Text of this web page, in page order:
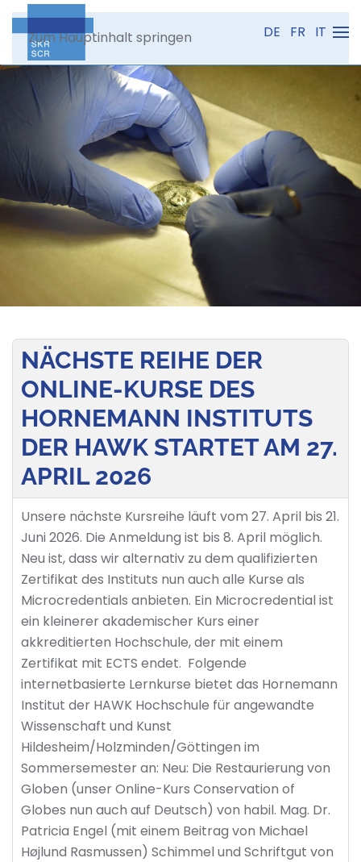
Zum Hauptinhalt springen DE FR IT
NÄCHSTE REIHE DER
ONLINE-KURSE DES
HORNEMANN INSTITUTS
DER HAWK STARTET AM 27.
APRIL 2026
Unsere nächste Kursreihe läuft vom 27. April bis 21.
Juni 2026. Die Anmeldung ist bis 8. April möglich.
Neu ist, dass wir alternativ zu dem qualifizierten
Zertifikat des Instituts nun auch alle Kurse als
Microcredentials anbieten. Ein Microcredential ist
ein kleinerer akademischer Kurs einer
akkreditierten Hochschule, der mit einem
Zertifikat mit ECTS endet. Folgende
internetbasierte Lernkurse bietet das Hornemann
Institut der HAWK Hochschule für angewandte
Wissenschaft und Kunst
Hildesheim/Holzminden/Göttingen im
Sommersemester an: Neu: Die Restaurierung von
Globen (unser Online-Kurs Conservation of
Globes nun auch auf Deutsch) von habil. Mag. Dr.
Patricia Engel (mit einem Beitrag von Michael
Højlund Rasmussen) Schimmel und Schriftgut von